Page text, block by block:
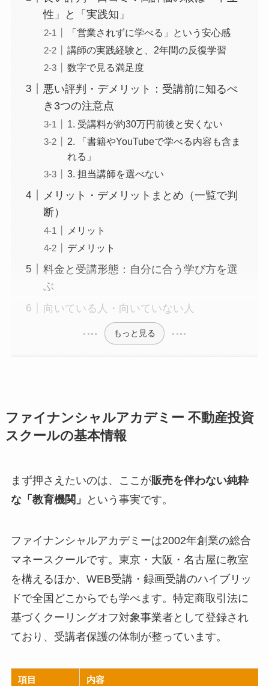
性」と「実践知」
「営業されずに学べる」という安心感
講師の実践経験と、2年間の反復学習
数字で見る満足度
悪い評判・デメリット：受講前に知るべ
き3つの注意点
1. 受講料が約30万円前後と安くない
2. 「書籍やYouTubeで学べる内容も含ま
れる」
3. 担当講師を選べない
メリット・デメリットまとめ（一覧で判
断）
メリット
デメリット
料金と受講形態：自分に合う学び方を選
ぶ
向いている人・向いていない人
もっと見る
ファイナンシャルアカデミー 不動産投資
スクールの基本情報
まず押さえたいのは、ここが販売を伴わない純粋
な「教育機関」
という事実です。
ファイナンシャルアカデミーは2002年創業の総合
マネースクールです。東京・大阪・名古屋に教室
を構えるほか、WEB受講・録画受講のハイブリッ
ドで全国どこからでも学べます。特定商取引法に
基づくクーリングオフ対象事業者として登録され
ており、受講者保護の体制が整っています。
項目 内容